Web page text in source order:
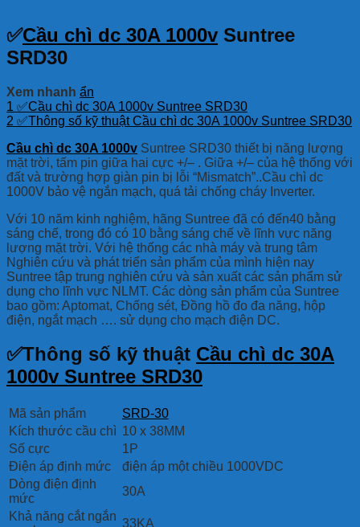
✅Cầu chì dc 30A 1000v Suntree
SRD30
Xem nhanh ẩn
1 ✅Cầu chì dc 30A 1000v Suntree SRD30
2 ✅Thông số kỹ thuật Cầu chì dc 30A 1000v Suntree SRD30
Cầu chì dc 30A 1000v Suntree SRD30 thiết bị năng lượng
mặt trời, tấm pin giữa hai cực +/– . Giữa +/– của hệ thống với
đất và trường hợp giàn pin bị lỗi “Mismatch”..Cầu chì dc
1000V bảo vệ ngắn mạch, quá tải chống cháy Inverter.
Với 10 năm kinh nghiệm, hãng Suntree đã có đến40 bằng
sáng chế, trong đó có 10 bằng sáng chế về lĩnh vực năng
lượng mặt trời. Với hệ thống các nhà máy và trung tâm
Nghiên cứu và phát triển sản phẩm của mình hiện nay
Suntree tập trung nghiên cứu và sản xuất các sản phẩm sử
dụng cho lĩnh vực NLMT. Các dòng sản phẩm của Suntree
bao gồm: Aptomat, Chống sét, Đồng hồ đo đa năng, hộp
điện, ngắt mạch …. sử dụng cho mạch điện DC.
✅Thông số kỹ thuật Cầu chì dc 30A
1000v Suntree SRD30
Mã sản phẩm
SRD-30
Kích thước cầu chì 10 x 38MM
Số cực
1P
Điện áp định mức
điện áp một chiều 1000VDC
Dòng điện định
mức
30A
Khả năng cắt ngắn
33KA